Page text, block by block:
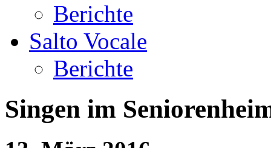
Berichte
Salto Vocale
Berichte
Singen im